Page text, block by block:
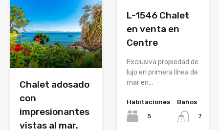
Chalet adosado
con
impresionantes
vistas al mar.
L-1546 Chalet
en venta en
Centre
Exclusiva propiedad de
lujo en primera línea de
mar en…
Habitaciones
5
Baños
7